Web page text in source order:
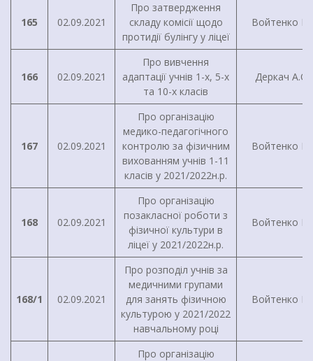
165 02.09.2021
Про затвердження
складу комісії щодо
протидії булінгу у ліцеї
Войтенко І.Г.
166 02.09.2021
Про вивчення
адаптації учнів 1-х, 5-х
та 10-х класів
Деркач А.О.
167 02.09.2021
Про організацію
медико-педагогічного
контролю за фізичним
вихованням учнів 1-11
класів у 2021/2022н.р.
Войтенко І.Г.
168 02.09.2021
Про організацію
позакласної роботи з
фізичної культури в
ліцеї у 2021/2022н.р.
Войтенко І.Г.
168/1 02.09.2021
Про розподіл учнів за
медичними групами
для занять фізичною
культурою у 2021/2022
навчальному році
Войтенко І.Г.
Про організацію